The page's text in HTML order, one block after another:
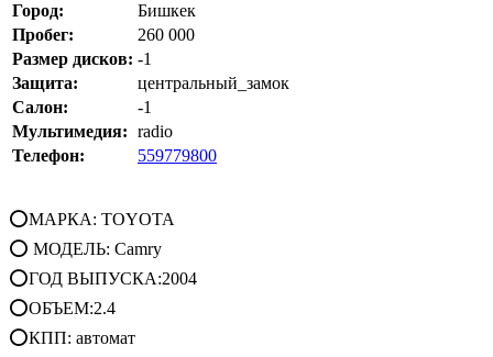
Город:
Бишкек
Пробег:
260 000
Размер дисков: -1
Защита:
центральный_замок
Салон:
-1
Мультимедия: radio
Телефон:
559779800
⭕МАРКА: TOYOTA
⭕ МОДЕЛЬ: Camry
⭕ГОД ВЫПУСКА:2004
⭕ОБЪЕМ:2.4
⭕КПП: автомат